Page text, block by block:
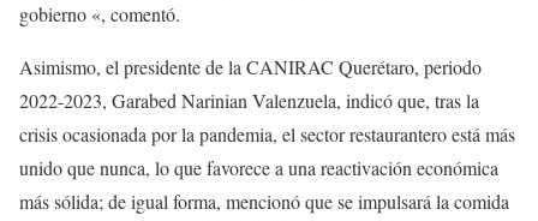
gobierno «, comentó.
Asimismo, el presidente de la CANIRAC Querétaro, periodo
2022-2023, Garabed Narinian Valenzuela, indicó que, tras la
crisis ocasionada por la pandemia, el sector restaurantero está más
unido que nunca, lo que favorece a una reactivación económica
más sólida; de igual forma, mencionó que se impulsará la comida